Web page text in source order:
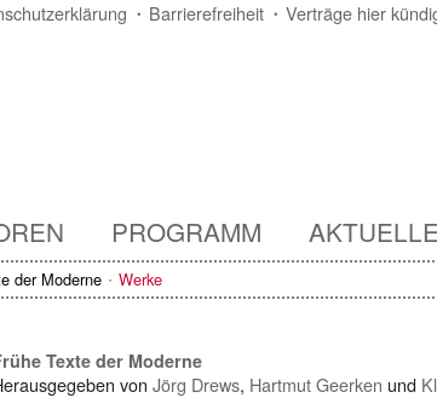
Barrierefreiheit Verträge hier
PROGRAMM
der Moderne Werke
Texte der Moderne
vonJörg Drews, Hartmut Geerken und